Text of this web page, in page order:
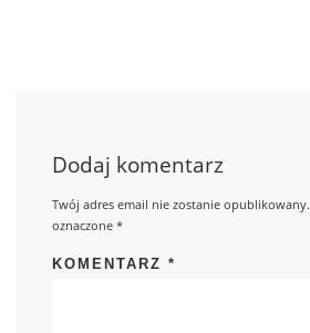
Dodaj komentarz
Twój adres email nie zostanie opublikowany.
oznaczone*
KOMENTARZ*